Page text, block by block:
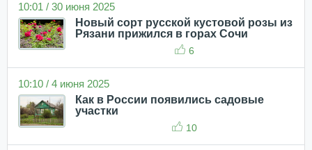
10:01 / 30 июня 2025
Новый сорт русской кустовой розы из
Рязани прижился в горах Сочи
6
10:10 / 4 июня 2025
Как в России появились садовые
участки
10